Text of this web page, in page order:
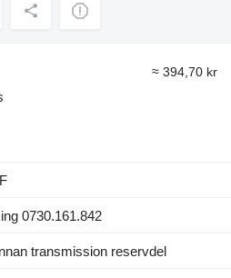
≈ 394,70 kr
0730.161.842
transmission reservdel